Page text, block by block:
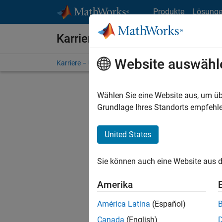
Produkte
Karriere bei MathWorks
Karriere – Übersicht Stellensuche
FILTER:
Stellen
Es
Region
Website
Wählen Sie eine Website aus, um
Grundlage Ihres Standorts
United States
Sie können auch eine Website aus
Amerika
América Latina (Español)
Canada (English)